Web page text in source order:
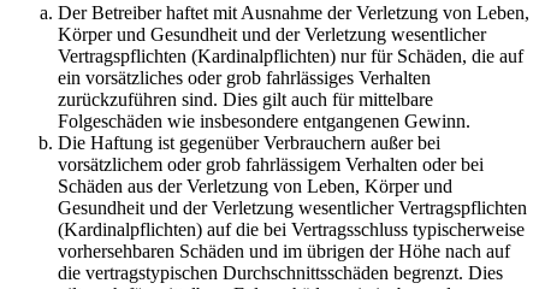
Der Betreiber haftet mit Ausnahme der Verletzung von Leben,
Körper und Gesundheit und der Verletzung wesentlicher
Vertragspflichten (Kardinalpflichten) nur für Schäden, die auf
ein vorsätzliches oder grob fahrlässiges Verhalten
zurückzuführen sind. Dies gilt auch für mittelbare
Folgeschäden wie insbesondere entgangenen Gewinn.
Die Haftung ist gegenüber Verbrauchern außer bei
vorsätzlichem oder grob fahrlässigem Verhalten oder bei
Schäden aus der Verletzung von Leben, Körper und
Gesundheit und der Verletzung wesentlicher Vertragspflichten
(Kardinalpflichten) auf die bei Vertragsschluss typischerweise
vorhersehbaren Schäden und im übrigen der Höhe nach auf
die vertragstypischen Durchschnittsschäden begrenzt. Dies